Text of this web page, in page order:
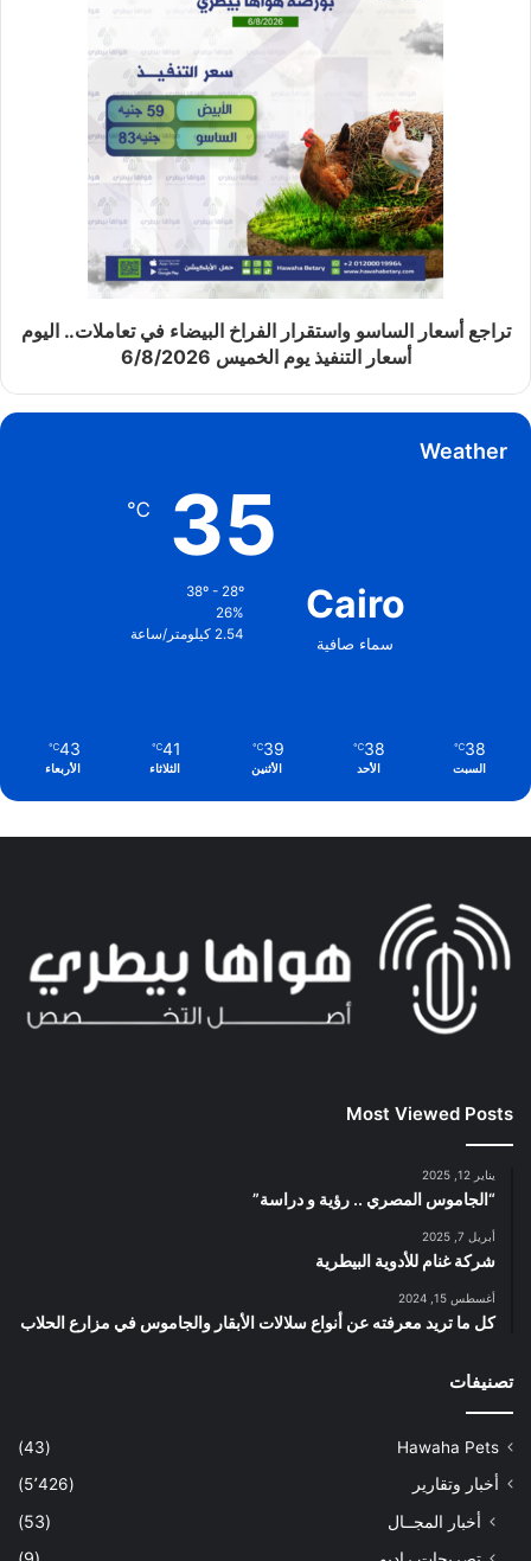
تراجع أسعار الساسو واستقرار الفراخ البيضاء في تعاملات.. اليوم
أسعار التنفيذ يوم الخميس 6/8/2026
Weather
Cairo
سماء صافية
35
℃
38º - 28º
26%
2.54 كيلومتر/ساعة
38
℃
السبت
38
℃
الأحد
39
℃
الأثنين
41
℃
الثلاثاء
43
℃
الأربعاء
Most Viewed Posts
يناير 12, 2025
“الجاموس المصري .. رؤية و دراسة”
أبريل 7, 2025
شركة غنام للأدوية البيطرية
أغسطس 15, 2024
كل ما تريد معرفته عن أنواع سلالات الأبقار والجاموس في مزارع الحلاب
تصنيفات
Hawaha Pets
(43)
أخبار وتقارير
(5٬426)
أخبار المجــال
(53)